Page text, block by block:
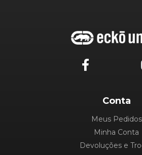
Conta
Meus Pedidos
Minha Conta
Devoluções e